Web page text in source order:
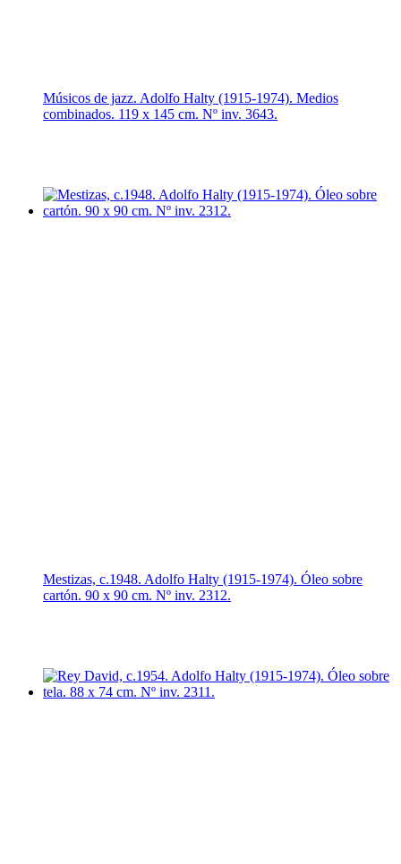
Músicos de jazz. Adolfo Halty (1915-1974). Medios
combinados. 119 x 145 cm. Nº inv. 3643.
Mestizas, c.1948. Adolfo Halty (1915-1974). Óleo sobre
cartón. 90 x 90 cm. Nº inv. 2312.